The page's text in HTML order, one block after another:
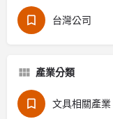
台灣公司
產業分類
文具相關產業